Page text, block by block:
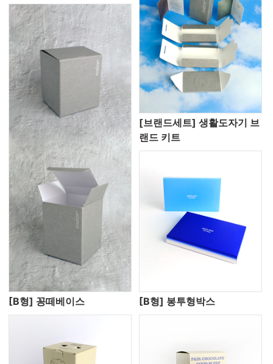
[B형] 꽁떼베이스
[브랜드세트] 생활도자기 브
랜드 키트
[B형] 봉투형박스